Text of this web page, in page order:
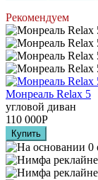
Рекомендуем
Монреаль Relax 5
угловой диван
110 000Р